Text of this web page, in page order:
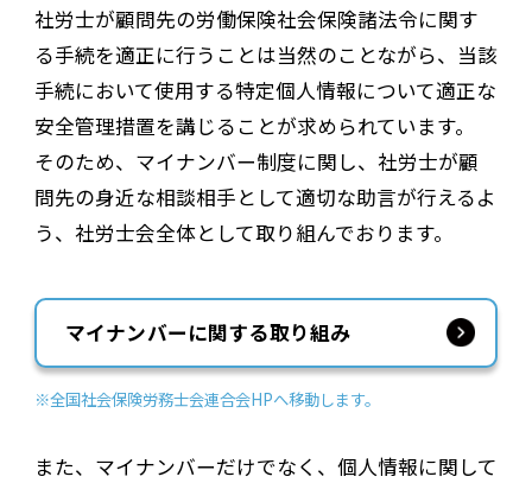
社労士が顧問先の労働保険社会保険諸法令に関す
る手続を適正に行うことは当然のことながら、当該
手続において使用する特定個人情報について適正な
安全管理措置を講じることが求められています。
そのため、マイナンバー制度に関し、社労士が顧
問先の身近な相談相手として適切な助言が行えるよ
う、社労士会全体として取り組んでおります。
マイナンバーに関する取り組み
※全国社会保険労務士会連合会HPへ移動します。
また、マイナンバーだけでなく、個人情報に関して